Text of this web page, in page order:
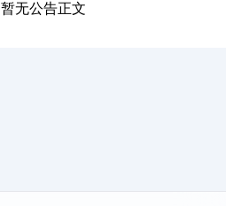
暂无公告正文